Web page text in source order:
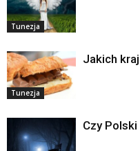
Tunezja
Tunezja
Jakich
Czy